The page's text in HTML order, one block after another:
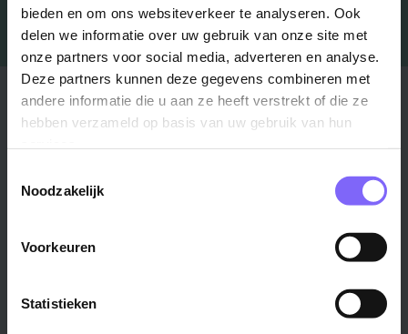
bieden en om ons websiteverkeer te analyseren. Ook
delen we informatie over uw gebruik van onze site met
onze partners voor social media, adverteren en analyse.
Deze partners kunnen deze gegevens combineren met
andere informatie die u aan ze heeft verstrekt of die ze
hebben verzameld op basis van uw gebruik van hun
Noodzakelijk
Voorkeuren
Statistieken
Stad
Heerlen ›
Weert ›
Regio
Zuid-Limburg ›
Vakgebied